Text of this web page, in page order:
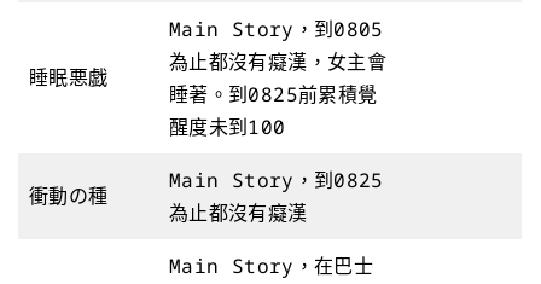
睡眠悪戯
Main Story，到0805
為止都沒有癡漢，女主會
睡著。到0825前累積覺
醒度未到100
衝動の種
Main Story，到0825
為止都沒有癡漢
Main Story，在巴士